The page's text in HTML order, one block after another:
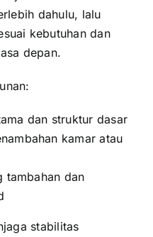
dahulu, lalu
kebutuhan dan
depan.
dan struktur dasar
kamar atau
tambahan dan
stabilitas